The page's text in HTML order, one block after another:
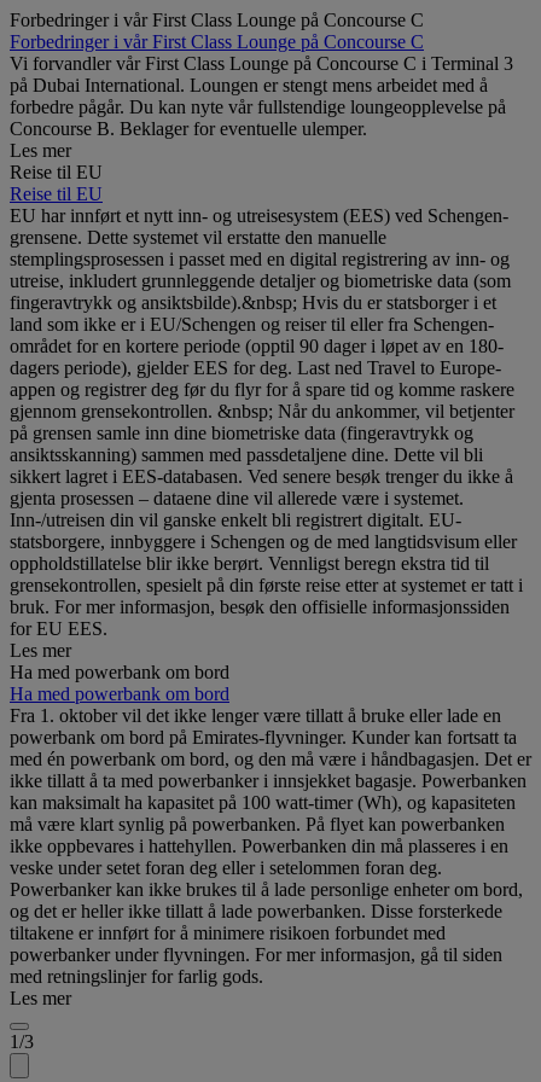
Forbedringer i vår First Class Lounge på Concourse C
Forbedringer i vår First Class Lounge på Concourse C
Vi forvandler vår First Class Lounge på Concourse C i Terminal 3
på Dubai International. Loungen er stengt mens arbeidet med å
forbedre pågår. Du kan nyte vår fullstendige loungeopplevelse på
Concourse B. Beklager for eventuelle ulemper.
Les mer
Reise til EU
Reise til EU
EU har innført et nytt inn- og utreisesystem (EES) ved Schengen-
grensene. Dette systemet vil erstatte den manuelle
stemplingsprosessen i passet med en digital registrering av inn- og
utreise, inkludert grunnleggende detaljer og biometriske data (som
fingeravtrykk og ansiktsbilde).&nbsp; Hvis du er statsborger i et
land som ikke er i EU/Schengen og reiser til eller fra Schengen-
området for en kortere periode (opptil 90 dager i løpet av en 180-
dagers periode), gjelder EES for deg. Last ned Travel to Europe-
appen og registrer deg før du flyr for å spare tid og komme raskere
gjennom grensekontrollen. &nbsp; Når du ankommer, vil betjenter
på grensen samle inn dine biometriske data (fingeravtrykk og
ansiktsskanning) sammen med passdetaljene dine. Dette vil bli
sikkert lagret i EES-databasen. Ved senere besøk trenger du ikke å
gjenta prosessen – dataene dine vil allerede være i systemet.
Inn-/utreisen din vil ganske enkelt bli registrert digitalt. EU-
statsborgere, innbyggere i Schengen og de med langtidsvisum eller
oppholdstillatelse blir ikke berørt. Vennligst beregn ekstra tid til
grensekontrollen, spesielt på din første reise etter at systemet er tatt i
bruk. For mer informasjon, besøk den offisielle informasjonssiden
for EU EES.
Les mer
Ha med powerbank om bord
Ha med powerbank om bord
Fra 1. oktober vil det ikke lenger være tillatt å bruke eller lade en
powerbank om bord på Emirates-flyvninger. Kunder kan fortsatt ta
med én powerbank om bord, og den må være i håndbagasjen. Det er
ikke tillatt å ta med powerbanker i innsjekket bagasje. Powerbanken
kan maksimalt ha kapasitet på 100 watt-timer (Wh), og kapasiteten
må være klart synlig på powerbanken. På flyet kan powerbanken
ikke oppbevares i hattehyllen. Powerbanken din må plasseres i en
veske under setet foran deg eller i setelommen foran deg.
Powerbanker kan ikke brukes til å lade personlige enheter om bord,
og det er heller ikke tillatt å lade powerbanken. Disse forsterkede
tiltakene er innført for å minimere risikoen forbundet med
powerbanker under flyvningen. For mer informasjon, gå til siden
med retningslinjer for farlig gods.
Les mer
1/3